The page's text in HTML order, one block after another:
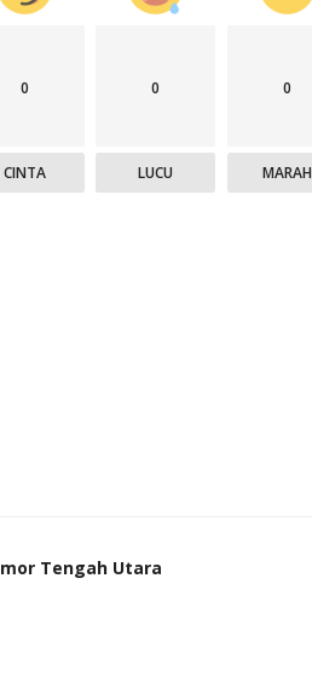
0
CINTA
0
LUCU
0
MARAH
Tengah Utara